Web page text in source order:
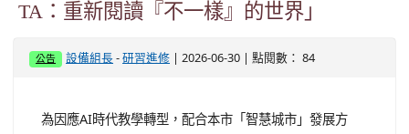
TA：重新閱讀『不一樣』的世界」
公告 設備組長 -研習進修 | 2026-06-30 | 點閱數： 84
為因應AI時代教學轉型，配合本市「智慧城市」發展方